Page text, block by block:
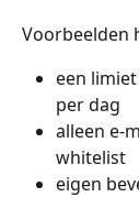
Voorbeelden
een
per dag
alleen e-
whitelist
eigen